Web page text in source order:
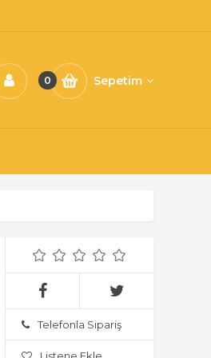
0 Sepetim
Telefonla Sipariş